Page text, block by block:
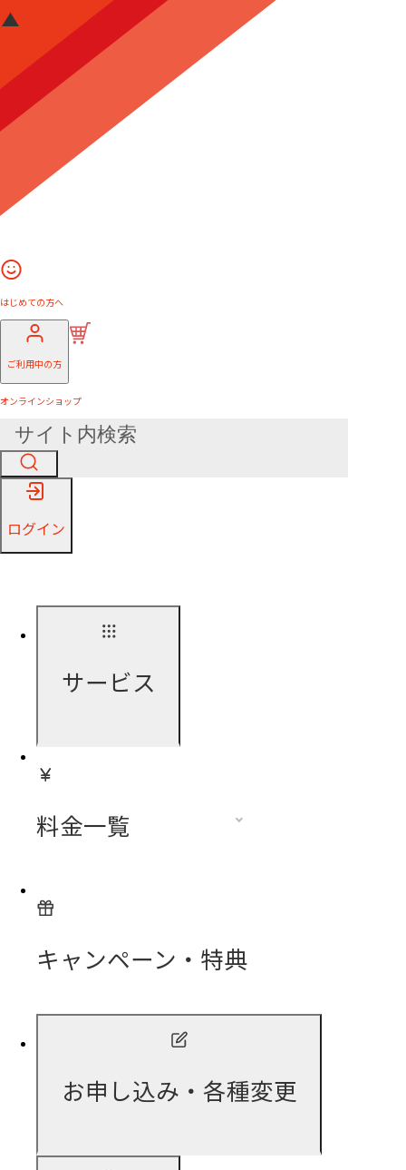
はじめての方へ
ご利用中の方
オンラインショップ
ログイン
サービス
料金一覧
キャンペーン・特典
お申し込み・各種変更